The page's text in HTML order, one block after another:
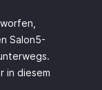
Salon5-
in diesem